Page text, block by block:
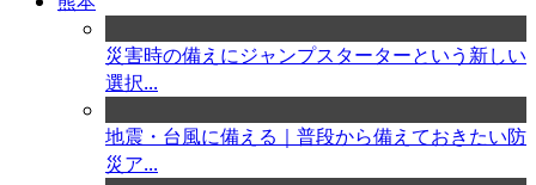
災害時の備えにジャンプスターターという新しい
選択...
地震・台風に備える｜普段から備えておきたい防
災ア...